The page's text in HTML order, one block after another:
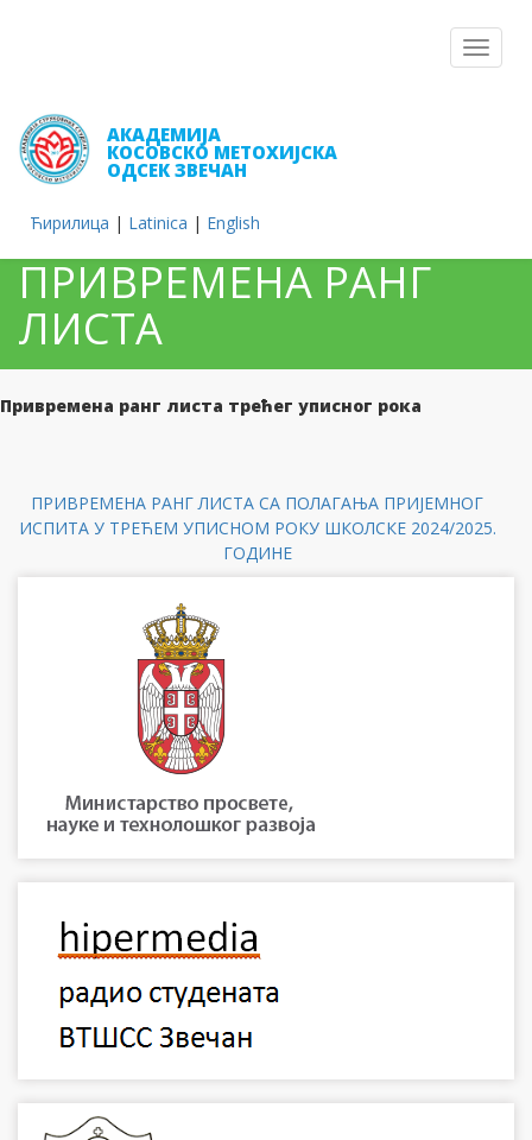
Toggle
АКАДЕМИЈА
КОСОВСКО МЕТОХИЈСКА
ОДСЕК ЗВЕЧАН
Ћирилица | Latinica | English
ПРИВРЕМЕНА РАНГ
ЛИСТА
Привремена ранг листа трећег уписног рока
ПРИВРЕМЕНА РАНГ ЛИСТА СА ПОЛАГАЊА ПРИЈЕМНОГ
ИСПИТА У ТРЕЋЕМ УПИСНОМ РОКУ ШКОЛСКЕ 2024/2025.
ГОДИНЕ